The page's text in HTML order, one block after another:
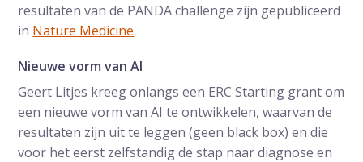
resultaten van de PANDA challenge zijn gepubliceerd
in Nature Medicine.
Nieuwe vorm van AI
Geert Litjes kreeg onlangs een ERC Starting grant om
een nieuwe vorm van AI te ontwikkelen, waarvan de
resultaten zijn uit te leggen (geen black box) en die
voor het eerst zelfstandig de stap naar diagnose en